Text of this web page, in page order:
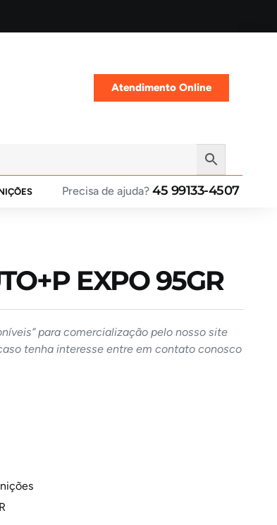
Atendimento Online
Precisa de ajuda? 45 99133-4507
EXPO 95GR
para comercialização pelo nosso site
tenha interesse entre em contato conosco